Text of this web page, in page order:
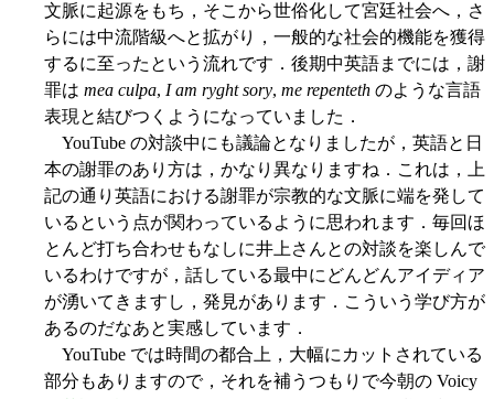
文脈に起源をもち，そこから世俗化して宮廷社会へ，さ
らには中流階級へと拡がり，一般的な社会的機能を獲得
するに至ったという流れです．後期中英語までには，謝
罪は mea culpa, I am ryght sory, me repenteth のような言語
表現と結びつくようになっていました．
YouTube の対談中にも議論となりましたが，英語と日
本の謝罪のあり方は，かなり異なりますね．これは，上
記の通り英語における謝罪が宗教的な文脈に端を発して
いるという点が関わっているように思われます．毎回ほ
とんど打ち合わせもなしに井上さんとの対談を楽しんで
いるわけですが，話している最中にどんどんアイディア
が湧いてきますし，発見があります．こういう学び方が
あるのだなあと実感しています．
YouTube では時間の都合上，大幅にカットされている
部分もありますので，それを補うつもりで今朝の Voicy